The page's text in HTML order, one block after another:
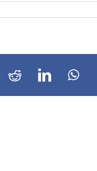
RedditLinkedIn